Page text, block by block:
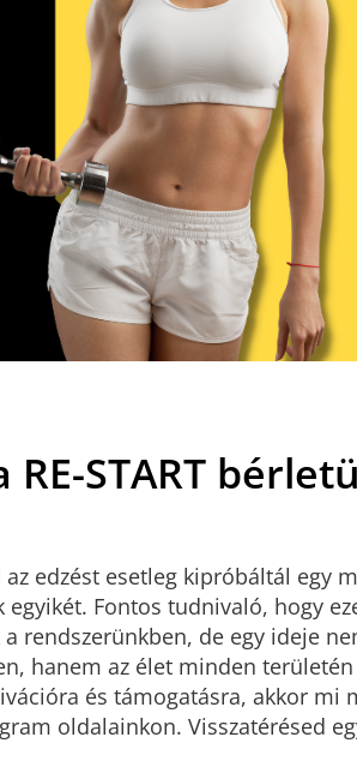
START
edzést esetleg kipróbáltál egy
egyikét. Fontos tudnivaló, hogy
rendszerünkben, de egy ideje
hanem az élet minden területén
és támogatásra, akkor mi
oldalainkon. Visszatérésed